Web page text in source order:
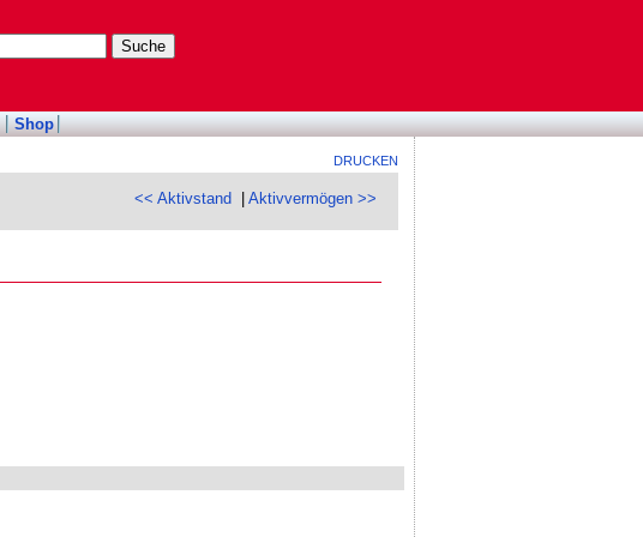
Shop
DRUCKEN
<< Aktivstand |Aktivvermögen >>